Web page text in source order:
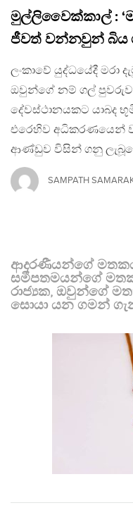
මුල්ලිවෛක්කාල් :
ජීවත් වන්නවුන් බිය
ලංකාවේ යුද්ධයේදී
ඔවුන්ගේ නම් ගල්
දේවස්ථානයකට යාබද
එරෙහිව අධිකරණයෙන්
ආණ්ඩුව විසින් ගනු
SAMPATH
ආදරණීයන්ගේ
සමීපතමයන්ගේ
රාජ්‍යක, ඔවුන්ගේ
සොයා යන ගමන්